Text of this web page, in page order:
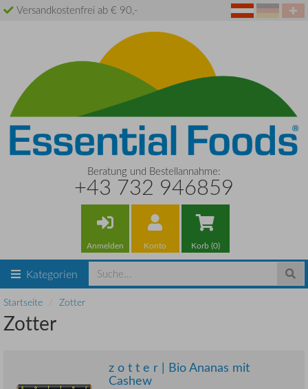
Versandkostenfrei ab € 90,-
Beratung und Bestellannahme:
+43 732 946859
Anmelden Konto Korb (0)
Kategorien
Startseite Zotter
Zotter
z o t t e r | Bio Ananas mit
Cashew